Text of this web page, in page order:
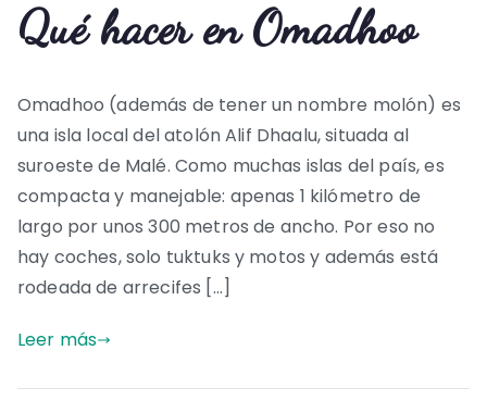
Qué hacer en Omadhoo
Omadhoo (además de tener un nombre molón) es
una isla local del atolón Alif Dhaalu, situada al
suroeste de Malé. Como muchas islas del país, es
compacta y manejable: apenas 1 kilómetro de
largo por unos 300 metros de ancho. Por eso no
hay coches, solo tuktuks y motos y además está
rodeada de arrecifes […]
Leer más